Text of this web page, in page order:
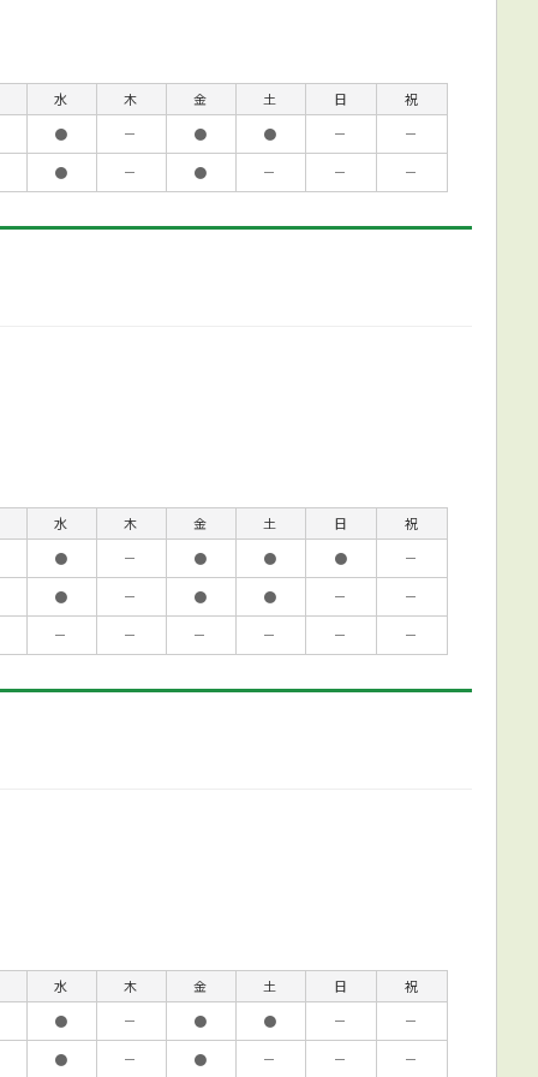
水 木 金 土 日
祝
● － ● ● －
－
● － ● － － －
水 木 金 土 日
祝
● － ● ● ●
－
● － ● ● －
－
－ － － － － －
水 木 金 土 日
祝
● － ● ● －
－
● － ● － － －